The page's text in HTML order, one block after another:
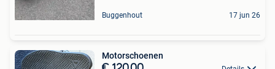
Buggenhout 17 jun 26
Motorschoenen